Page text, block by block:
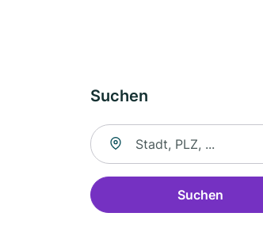
Suchen
Suche nach Ort
Suchen